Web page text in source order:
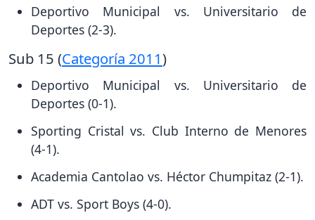
Deportivo Municipal vs. Universitario de
Deportes (2-3).
Sub 15 (Categoría 2011)
Deportivo Municipal vs. Universitario de
Deportes (0-1).
Sporting Cristal vs. Club Interno de Menores
(4-1).
Academia Cantolao vs. Héctor Chumpitaz (2-1).
ADT vs. Sport Boys (4-0).